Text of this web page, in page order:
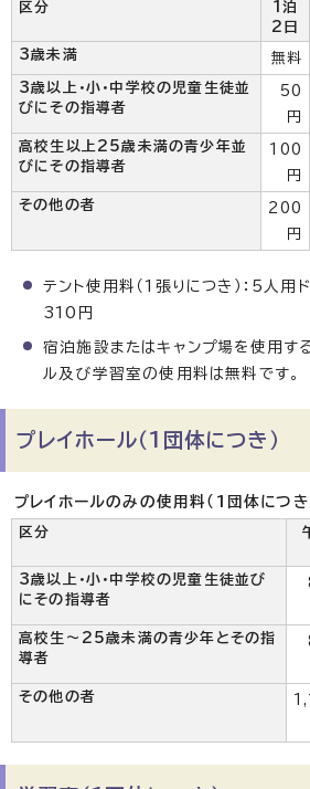
区分
1泊
2日
3歳未満
無料
3歳以上・小・中学校の児童生徒並
びにその指導者
50
円
高校生以上25歳未満の青少年並
びにその指導者
100
円
その他の者
200
円
テント使用料（1張りにつき）：5人
310円
宿泊施設またはキャンプ場を使用す
ル及び学習室の使用料は無料です。
プレイホール（1団体につき）
プレイホールのみの使用料（1団体につき
区分
3歳以上・小・中学校の児童生徒並び
にその指導者
高校生～25歳未満の青少年とその指
導者
その他の者